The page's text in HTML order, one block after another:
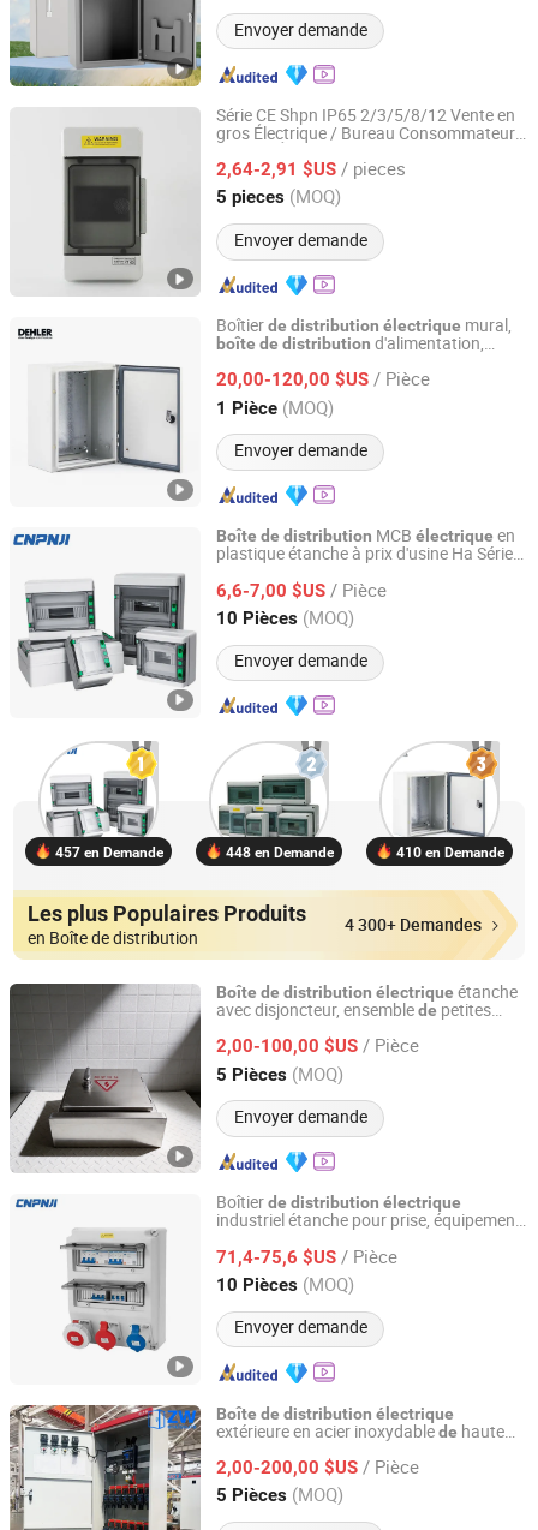
Envoyer demande
Série CE Shpn IP65 2/3/5/8/12 Vente en
gros Électrique / Bureau Consommateur
Boîtier en plastique MCBBoîte
jonction de distribution
2,64-2,91 $US / pieces
5 pieces (MOQ)
Envoyer demande
Zhejiang Johnn Electrical Co., Ltd
Zhejiang, China Depuis 2025
Boîtierde distribution électrique mural,
boîte de distribution d'alimentation,
20,00-120,00 $US / Pièce
1 Pièce (MOQ)
Envoyer demande
Dehler Technology Co., Ltd.
Zhejiang, China Depuis 2018
Boîte de distribution MCB électrique en
plastique étanche à prix d'usine Ha Série
6,6-7,00 $US / Pièce
10 Pièces (MOQ)
Envoyer demande
Zhejiang Mingguan Electric Co., Ltd.
Zhejiang, China Depuis 2018
457 en Demande 448 en Demande 410 en Demande
Les plus Populaires Produits
en Boîte de distribution
4 300+ Demandes
Boîte de distribution électrique étanche
avec disjoncteur, ensemblede petites
2,00-100,00 $US / Pièce
5 Pièces (MOQ)
Envoyer demande
Suzhou Zhuwei Electrical Equipment Co., Ltd.
Jiangsu, China Depuis 2024
Boîtierde distribution électrique
industriel étanche pour prise, équipement
combinaisondedisjoncteur (MCB)
71,4-75,6 $US / Pièce
10 Pièces (MOQ)
Envoyer demande
Zhejiang Mingguan Electric Co., Ltd.
Zhejiang, China Depuis 2018
Boîte de distribution électrique
extérieure en acier inoxydablede haute
debout, étanche
2,00-200,00 $US / Pièce
5 Pièces (MOQ)
Suzhou Zhuwei Electrical Equipment Co., Ltd.
Jiangsu, China Depuis 2024